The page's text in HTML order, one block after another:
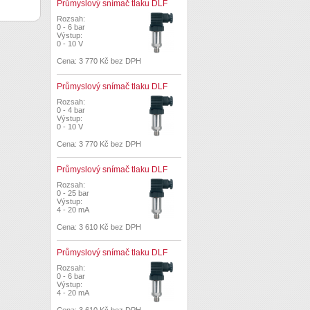
Průmyslový snímač tlaku DLF
Rozsah:
0 - 6 bar
Výstup:
0 - 10 V
Cena: 3 770 Kč bez DPH
Průmyslový snímač tlaku DLF
Rozsah:
0 - 4 bar
Výstup:
0 - 10 V
Cena: 3 770 Kč bez DPH
Průmyslový snímač tlaku DLF
Rozsah:
0 - 25 bar
Výstup:
4 - 20 mA
Cena: 3 610 Kč bez DPH
Průmyslový snímač tlaku DLF
Rozsah:
0 - 6 bar
Výstup:
4 - 20 mA